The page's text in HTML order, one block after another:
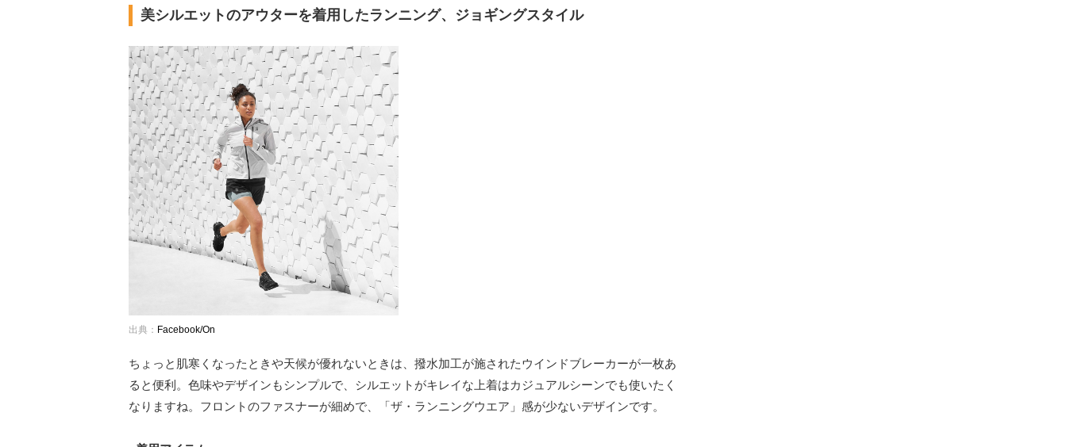
美シルエットのアウターを着用したランニング、ジョギングスタイル
出典： Facebook/On
ちょっと肌寒くなったときや天候が優れないときは、撥水加工が施されたウインドブレーカーが一枚あ
ると便利。色味やデザインもシンプルで、シルエットがキレイな上着はカジュアルシーンでも使いたく
なりますね。フロントのファスナーが細めで、「ザ・ランニングウエア」感が少ないデザインです。